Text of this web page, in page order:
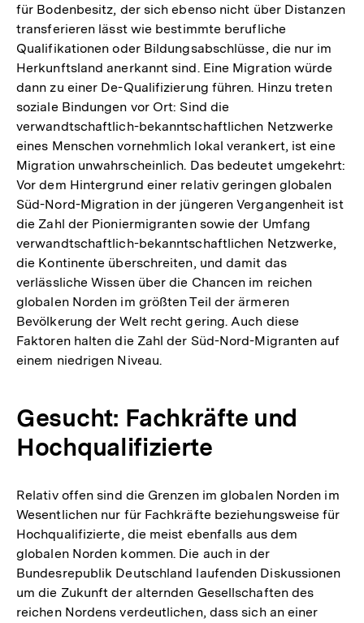
für Bodenbesitz, der sich ebenso nicht über Distanzen
transferieren lässt wie bestimmte berufliche
Qualifikationen oder Bildungsabschlüsse, die nur im
Herkunftsland anerkannt sind. Eine Migration würde
dann zu einer De-Qualifizierung führen. Hinzu treten
soziale Bindungen vor Ort: Sind die
verwandtschaftlich-bekanntschaftlichen Netzwerke
eines Menschen vornehmlich lokal verankert, ist eine
Migration unwahrscheinlich. Das bedeutet umgekehrt:
Vor dem Hintergrund einer relativ geringen globalen
Süd-Nord-Migration in der jüngeren Vergangenheit ist
die Zahl der Pioniermigranten sowie der Umfang
verwandtschaftlich-bekanntschaftlichen Netzwerke,
die Kontinente überschreiten, und damit das
verlässliche Wissen über die Chancen im reichen
globalen Norden im größten Teil der ärmeren
Bevölkerung der Welt recht gering. Auch diese
Faktoren halten die Zahl der Süd-Nord-Migranten auf
einem niedrigen Niveau.
Gesucht: Fachkräfte und
Hochqualifizierte
Relativ offen sind die Grenzen im globalen Norden im
Wesentlichen nur für Fachkräfte beziehungsweise für
Hochqualifizierte, die meist ebenfalls aus dem
globalen Norden kommen. Die auch in der
Bundesrepublik Deutschland laufenden Diskussionen
um die Zukunft der alternden Gesellschaften des
reichen Nordens verdeutlichen, dass sich an einer